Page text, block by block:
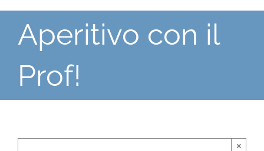
Aperitivo con il
Prof!
×